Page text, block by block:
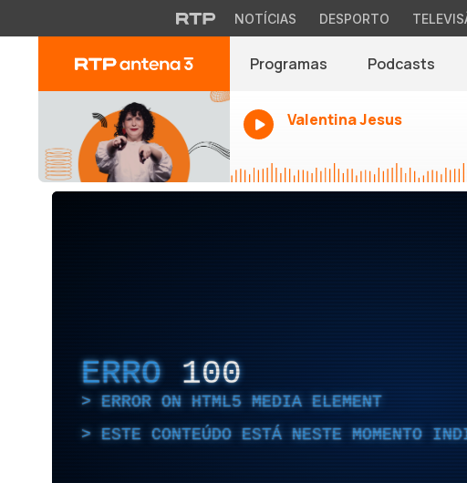
NOTÍCIAS DESPORTO
Programas Podcasts
Valentina Jesus
ERRO 100
ERROR ON HTML5 MEDIA ELEMENT
ESTE CONTEÚDO ESTÁ NESTE MOMENTO